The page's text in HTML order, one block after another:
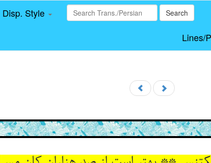
Disp. Style Search
Lines/